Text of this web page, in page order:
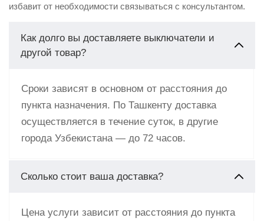
избавит от необходимости связываться с консультантом.
Как долго вы доставляете выключатели и
другой товар?
Сроки зависят в основном от расстояния до
пункта назначения. По Ташкенту доставка
осуществляется в течение суток, в другие
города Узбекистана — до 72 часов.
Сколько стоит ваша доставка?
Цена услуги зависит от расстояния до пункта